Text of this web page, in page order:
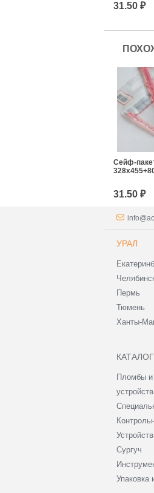
31.50 ₽
Сейф-
31.50 ₽
УРАЛ
Пермь
Тюмень
Ханты-
КАТАЛОГ
Пломбы и
Сургуч
Упаковка